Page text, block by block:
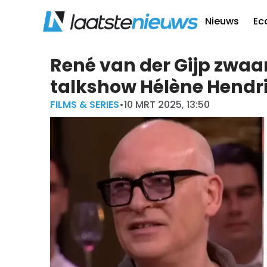
Nieuws
René van der Gijp
talkshow Hélène
FILMS & SERIES•10 MRT 2025, 13:50